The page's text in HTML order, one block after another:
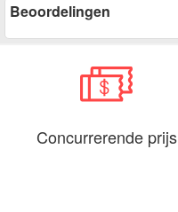
Beoordelingen
Concurrerende prijs